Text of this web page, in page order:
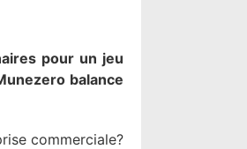
pour un jeu
balance
commerciale?